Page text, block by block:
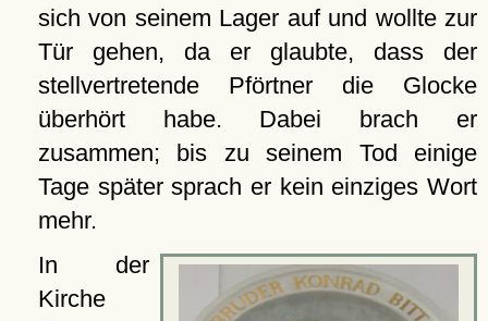
sich von seinem Lager auf und wollte zur
Tür gehen, da er glaubte, dass der
stellvertretende Pförtner die Glocke
überhört habe. Dabei brach er
zusammen; bis zu seinem Tod einige
Tage später sprach er kein einziges Wort
mehr.
In der
Kirche